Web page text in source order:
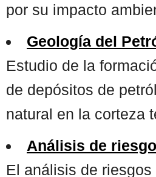
por su impacto
Geología del
Estudio de la
de depósitos de
natural en la corteza
Análisis de
El análisis de